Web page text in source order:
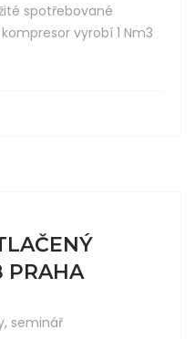
spotřebované
vyrobí 1 Nm3
PRAHA
, seminář